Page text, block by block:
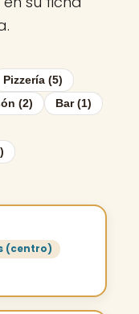
Pizzería (5)
(2) Bar (1)
(centro)